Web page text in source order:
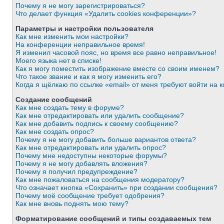
Почему я не могу зарегистрироваться?
Что делает функция «Удалить cookies конференции»?
Параметры и настройки пользователя
Как мне изменить мои настройки?
На конференции неправильное время!
Я изменил часовой пояс, но время все равно неправильное!
Моего языка нет в списке!
Как я могу поместить изображение вместе со своим именем?
Что такое звание и как я могу изменить его?
Когда я щёлкаю по ссылке «email» от меня требуют войти на
Создание сообщений
Как мне создать тему в форуме?
Как мне отредактировать или удалить сообщение?
Как мне добавить подпись к своему сообщению?
Как мне создать опрос?
Почему я не могу добавить больше вариантов ответа?
Как мне отредактировать или удалить опрос?
Почему мне недоступны некоторые форумы?
Почему я не могу добавлять вложения?
Почему я получил предупреждение?
Как мне пожаловаться на сообщения модератору?
Что означает кнопка «Сохранить» при создании сообщения?
Почему моё сообщение требует одобрения?
Как мне вновь поднять мою тему?
Форматирование сообщений и типы создаваемых тем